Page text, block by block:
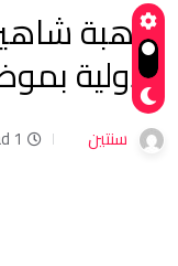
د. هبة
الدولية
سنتين 1 min read